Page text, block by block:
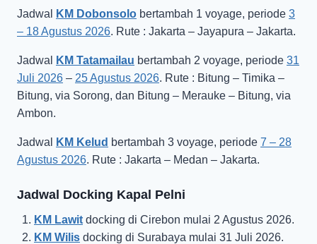
Jadwal KM Dobonsolo bertambah 1 voyage, periode 3
– 18 Agustus 2026. Rute : Jakarta – Jayapura – Jakarta.
Jadwal KM Tatamailau bertambah 2 voyage, periode 31
Juli 2026 – 25 Agustus 2026. Rute : Bitung – Timika –
Bitung, via Sorong, dan Bitung – Merauke – Bitung, via
Ambon.
Jadwal KM Kelud bertambah 3 voyage, periode 7 – 28
Agustus 2026. Rute : Jakarta – Medan – Jakarta.
Jadwal Docking Kapal Pelni
KM Lawit docking di Cirebon mulai 2 Agustus 2026.
KM Wilis docking di Surabaya mulai 31 Juli 2026.